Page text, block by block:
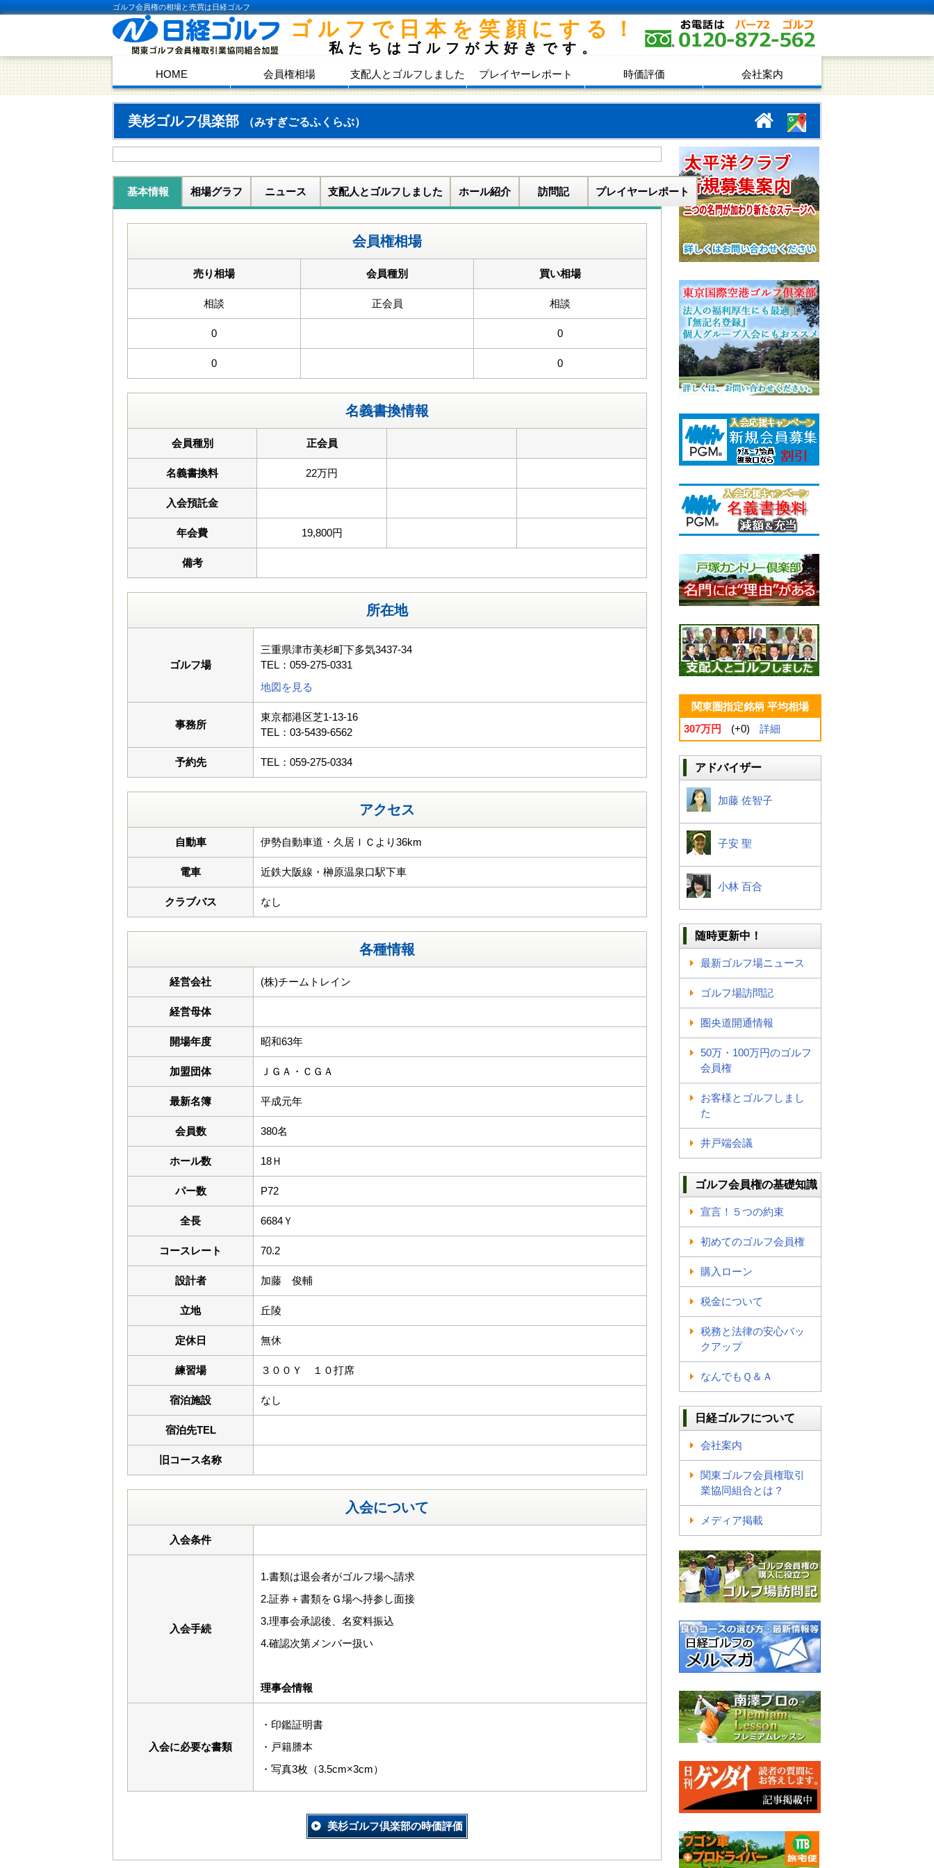
ゴルフ会員権の相場と売買は日経ゴルフ
ゴルフで日本を笑顔にする！
私たちはゴルフが大好きです。
HOME 会員権相場 支配人とゴルフしました プレイヤーレポート 時価評価 会社案内
美杉ゴルフ倶楽部 （みすぎごるふくらぶ）
基本情報 相場グラフ ニュース 支配人とゴルフしました ホール紹介 訪問記 プレイヤーレポート
会員権相場
売り相場 会員種別 買い相場
相談 正会員 相談
0 0
0 0
名義書換情報
会員種別 正会員
名義書換料 22万円
入会預託金
年会費 19,800円
備考
所在地
ゴルフ場
三重県津市美杉町下多気3437-34
TEL：059-275-0331
地図を見る
事務所
東京都港区芝1-13-16
TEL：03-5439-6562
予約先 TEL：059-275-0334
アクセス
自動車 伊勢自動車道・久居ＩＣより36km
電車 近鉄大阪線・榊原温泉口駅下車
クラブバス なし
各種情報
経営会社 (株)チームトレイン
経営母体
開場年度 昭和63年
加盟団体 ＪＧＡ・ＣＧＡ
最新名簿 平成元年
会員数 380名
ホール数 18Ｈ
パー数 P72
全長 6684Ｙ
コースレート 70.2
設計者 加藤 俊輔
立地 丘陵
定休日 無休
練習場 ３００Ｙ １０打席
宿泊施設 なし
宿泊先TEL
旧コース名称
入会について
入会条件
入会手続
1.書類は退会者がゴルフ場へ請求
2.証券＋書類をＧ場へ持参し面接
3.理事会承認後、名変料振込
4.確認次第メンバー扱い
理事会情報
入会に必要な書類
・印鑑証明書
・戸籍謄本
・写真3枚（3.5cm×3cm）
美杉ゴルフ倶楽部の時価評価
関東圏指定銘柄 平均相場
307万円
(+0) 詳細
アドバイザー
加藤 佐智子
子安 聖
小林 百合
随時更新中！
最新ゴルフ場ニュース
ゴルフ場訪問記
圏央道開通情報
50万・100万円のゴルフ
会員権
お客様とゴルフしまし
た
井戸端会議
ゴルフ会員権の基礎知識
宣言！５つの約束
初めてのゴルフ会員権
購入ローン
税金について
税務と法律の安心バッ
クアップ
なんでもＱ＆Ａ
日経ゴルフについて
会社案内
関東ゴルフ会員権取引
業協同組合とは？
メディア掲載